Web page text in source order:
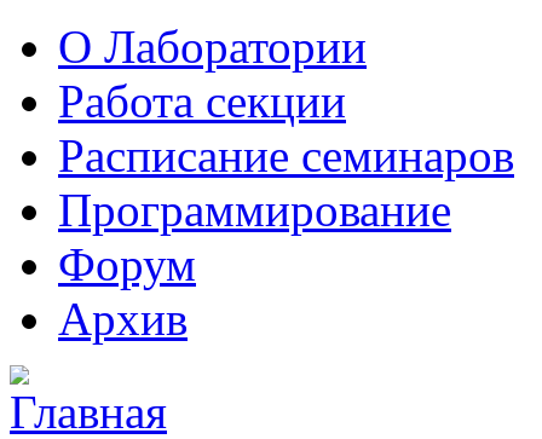
О Лаборатории
Работа секции
Расписание семинаров
Программирование
Форум
Архив